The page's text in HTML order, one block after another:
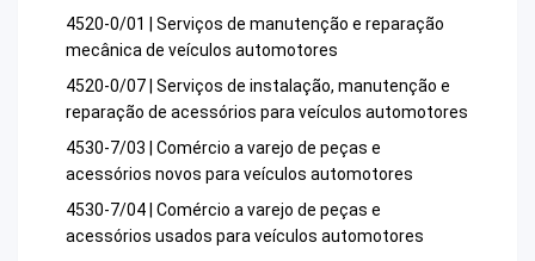
4520-0/01 | Serviços de manutenção e reparação
mecânica de veículos automotores
4520-0/07 | Serviços de instalação, manutenção e
reparação de acessórios para veículos automotores
4530-7/03 | Comércio a varejo de peças e
acessórios novos para veículos automotores
4530-7/04 | Comércio a varejo de peças e
acessórios usados para veículos automotores